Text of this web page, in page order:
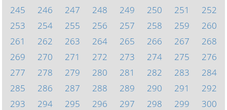
245
246 247 248 249 250 251
252
253
254 255 256 257 258 259
260
261
262 263 264 265 266 267
268
269
270 271 272 273 274 275
276
277
278 279 280 281 282 283
284
285
286 287 288 289 290 291
292
293
294 295 296 297 298 299
300